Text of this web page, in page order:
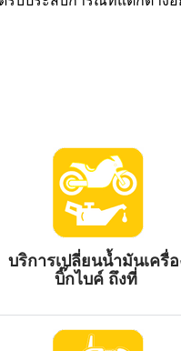
บริการเปลี่ยนน้ำมันเครื่อ
บิ๊กไบค์ ถึงที่